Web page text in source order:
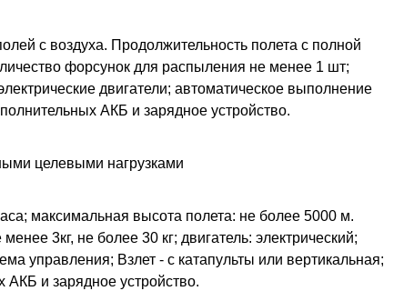
с воздуха. Продолжительность полета с полной
форсунок для распыления не менее 1 шт;
двигатели; автоматическое выполнение
АКБ и зарядное устройство.
целевыми нагрузками
максимальная высота полета: не более 5000 м.
3кг, не более 30 кг; двигатель: электрический;
управления; Взлет - с катапульты или вертикальная;
и зарядное устройство.